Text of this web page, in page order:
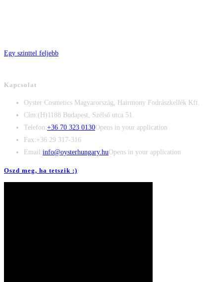
Egy szinttel feljebb
Kapcsolat
Oyster Cosmetics Magyarország, Hairmony Fodrászkellék Kft.
Cím:(H)1188 Budapest, Szélső utca 51.
Telefon:+36 70 323 0130Opens in your application
Fax:+36 29 317-316
Email:info@oysterhungary.huOpens in your application
Oszd meg, ha tetszik :)